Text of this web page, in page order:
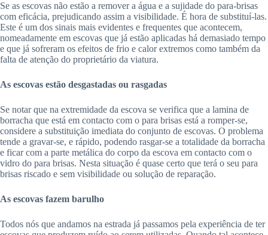
Se as escovas não estão a remover a água e a sujidade do para-brisas
com eficácia, prejudicando assim a visibilidade. É hora de substituí-las.
Este é um dos sinais mais evidentes e frequentes que acontecem,
nomeadamente em escovas que já estão aplicadas há demasiado tempo
e que já sofreram os efeitos de frio e calor extremos como também da
falta de atenção do proprietário da viatura.
As escovas estão desgastadas ou rasgadas
Se notar que na extremidade da escova se verifica que a lamina de
borracha que está em contacto com o para brisas está a romper-se,
considere a substituição imediata do conjunto de escovas. O problema
tende a gravar-se, e rápido, podendo rasgar-se a totalidade da borracha
e ficar com a parte metálica do corpo da escova em contacto com o
vidro do para brisas. Nesta situação é quase certo que terá o seu para
brisas riscado e sem visibilidade ou solução de reparação.
As escovas fazem barulho
Todos nós que andamos na estrada já passamos pela experiência de ter